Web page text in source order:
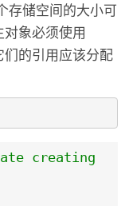
存储空间的大小可
象必须使用
们的引用应该分配
creating